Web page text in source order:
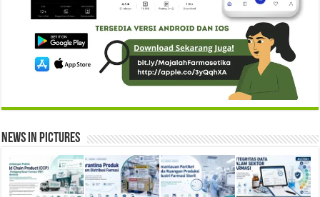
News in Pictures